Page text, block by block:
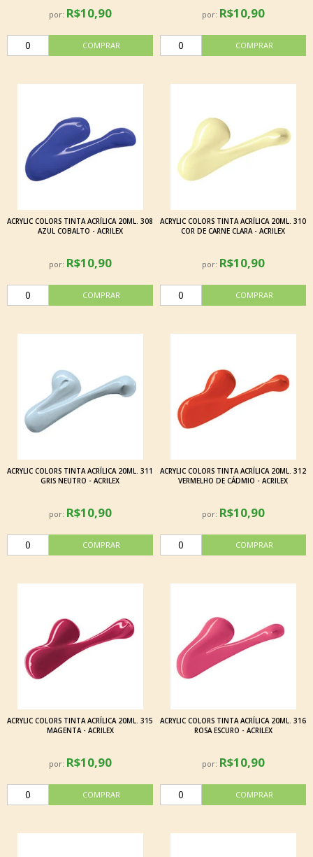
por: R$10,90 por: R$10,90
ACRYLIC COLORS TINTA ACRÍLICA 20ML. 308
AZUL COBALTO - ACRILEX
por: R$10,90
ACRYLIC COLORS TINTA ACRÍLICA 20ML. 310
COR DE CARNE CLARA - ACRILEX
por: R$10,90
ACRYLIC COLORS TINTA ACRÍLICA 20ML. 311
GRIS NEUTRO - ACRILEX
por: R$10,90
ACRYLIC COLORS TINTA ACRÍLICA 20ML. 312
VERMELHO DE CÁDMIO - ACRILEX
por: R$10,90
ACRYLIC COLORS TINTA ACRÍLICA 20ML. 315
MAGENTA - ACRILEX
por: R$10,90
ACRYLIC COLORS TINTA ACRÍLICA 20ML. 316
ROSA ESCURO - ACRILEX
por: R$10,90